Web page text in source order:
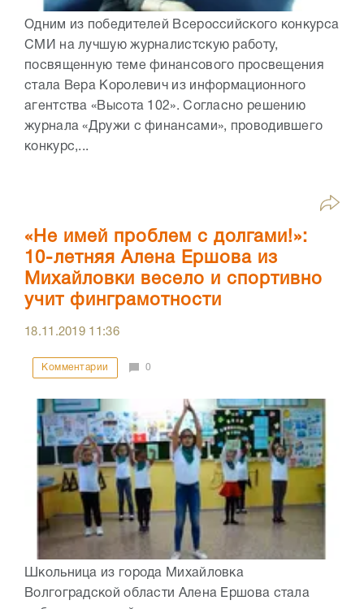
Одним из победителей Всероссийского конкурса
СМИ на лучшую журналистскую работу,
посвященную теме финансового просвещения
стала Вера Королевич из информационного
агентства «Высота 102». Согласно решению
журнала «Дружи с финансами», проводившего
конкурс,...
«Не имей проблем с долгами!»:
10-летняя Алена Ершова из
Михайловки весело и спортивно
учит финграмотности
18.11.2019 11:36
Комментарии 0
Школьница из города Михайловка
Волгоградской области Алена Ершова стала